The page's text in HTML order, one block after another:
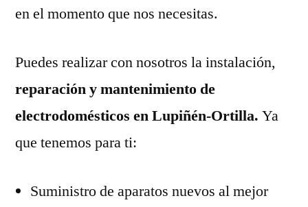
en el momento que nos necesitas.
Puedes realizar con nosotros la instalación,
reparación y mantenimiento de
electrodomésticos en Lupiñén-Ortilla. Ya
que tenemos para ti:
Suministro de aparatos nuevos al mejor